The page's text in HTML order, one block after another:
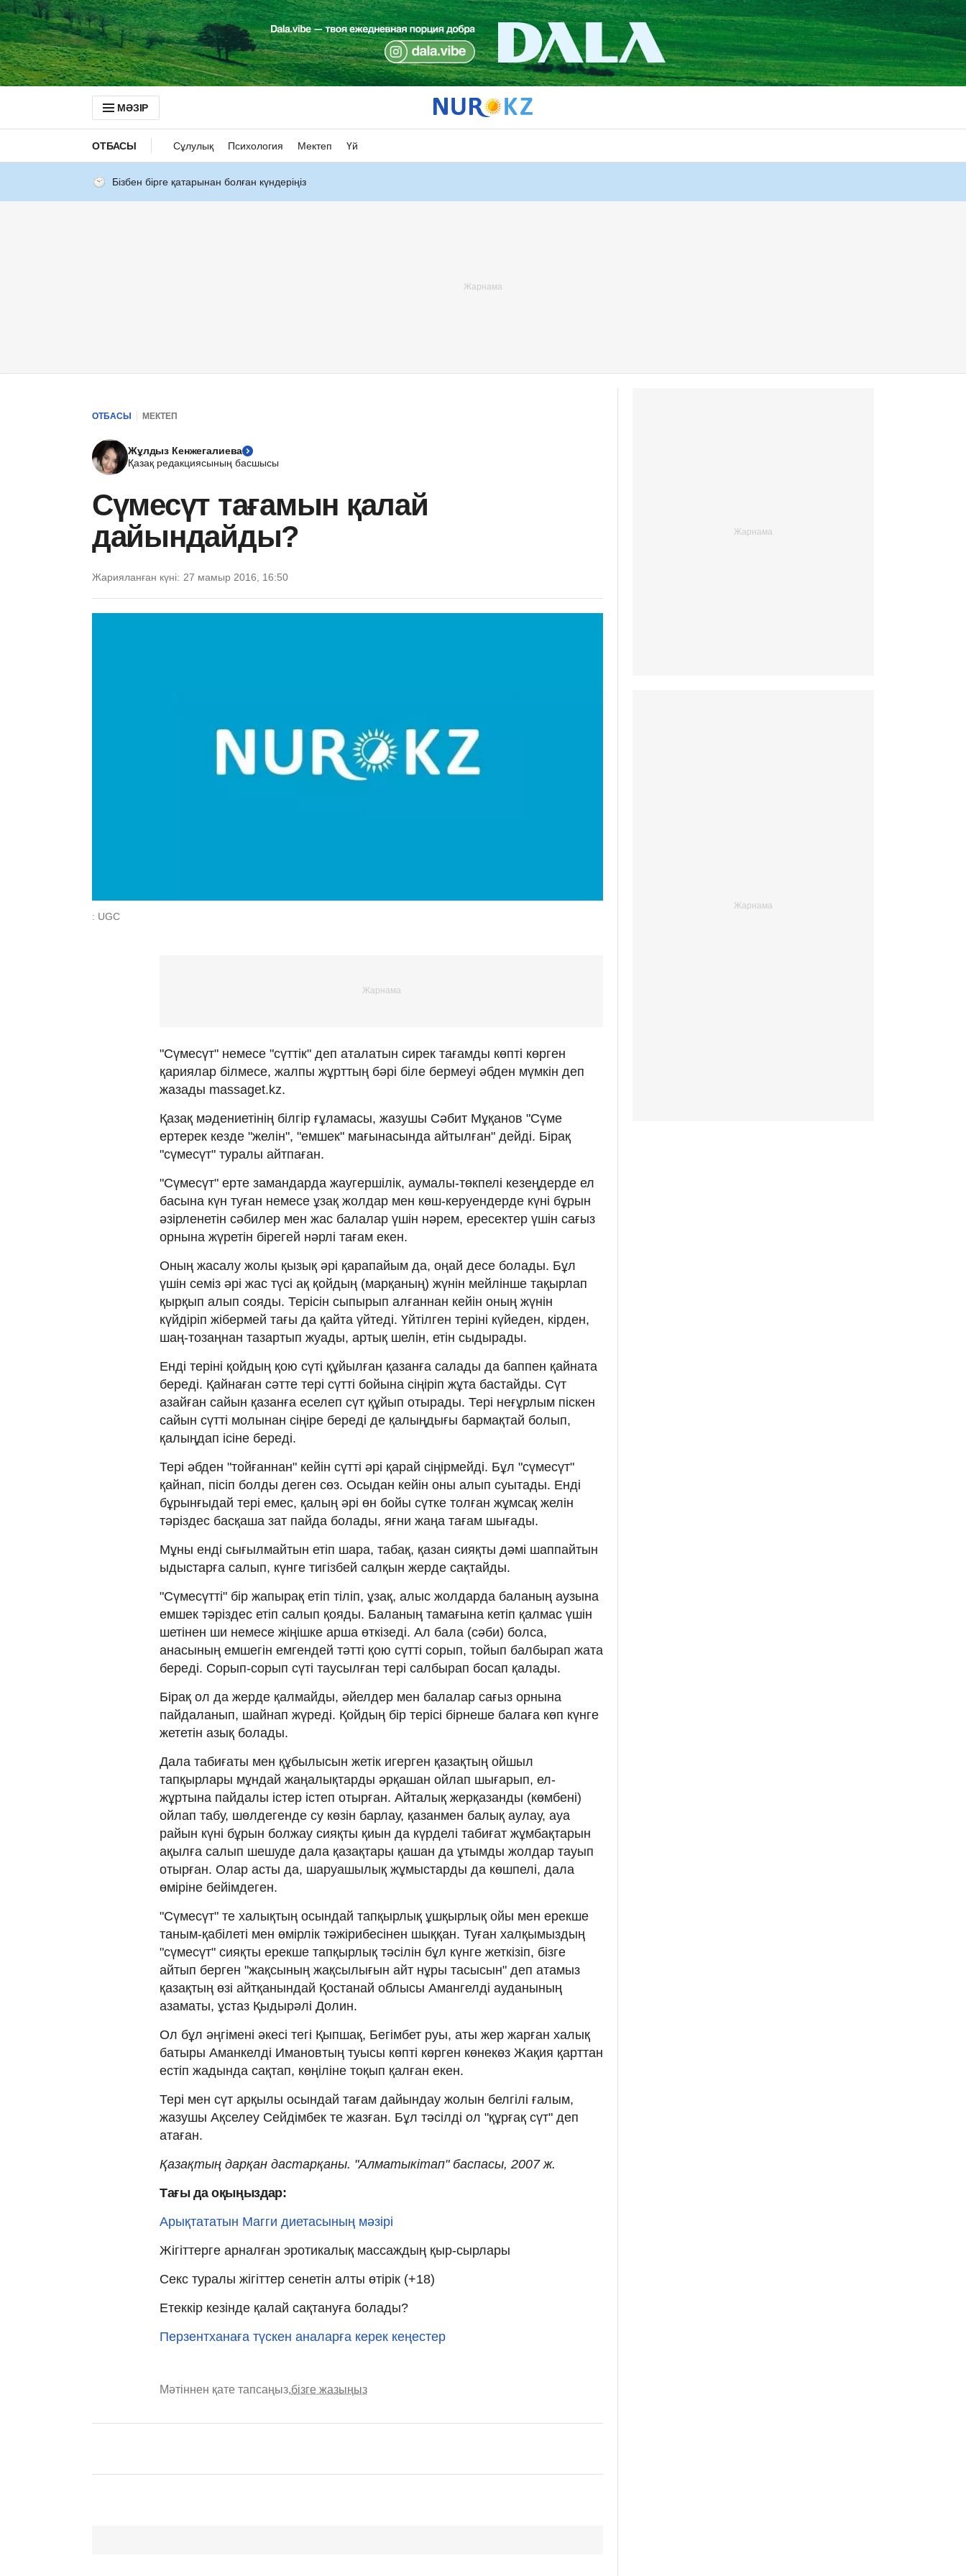
МӘЗІР
ОТБАСЫ Сұлулық Психология Мектеп Үй
Бізбен бірге қатарынан болған күндеріңіз
ОТБАСЫ МЕКТЕП
Жұлдыз Кенжегалиева
Қазақ редакциясының басшысы
Сүмесүт тағамын қалай
дайындайды?
Жарияланған күні: 27 мамыр 2016, 16:50
: UGC
"Сүмесүт" немесе "сүттік" деп аталатын сирек тағамды көпті көрген
қариялар білмесе, жалпы жұрттың бәрі біле бермеуі әбден мүмкін деп
жазады massaget.kz.
Қазақ мәдениетінің білгір ғұламасы, жазушы Сәбит Мұқанов "Сүме
ертерек кезде "желін", "емшек" мағынасында айтылған" дейді. Бірақ
"сүмесүт" туралы айтпаған.
"Сүмесүт" ерте замандарда жаугершілік, аумалы-төкпелі кезеңдерде ел
басына күн туған немесе ұзақ жолдар мен көш-керуендерде күні бұрын
әзірленетін сәбилер мен жас балалар үшін нәрем, ересектер үшін сағыз
орнына жүретін бірегей нәрлі тағам екен.
Оның жасалу жолы қызық әрі қарапайым да, оңай десе болады. Бұл
үшін семіз әрі жас түсі ақ қойдың (марқаның) жүнін мейлінше тақырлап
қырқып алып сояды. Терісін сыпырып алғаннан кейін оның жүнін
күйдіріп жібермей тағы да қайта үйтеді. Үйтілген теріні күйеден, кірден,
шаң-тозаңнан тазартып жуады, артық шелін, етін сыдырады.
Енді теріні қойдың қою сүті құйылған қазанға салады да баппен қайната
береді. Қайнаған сәтте тері сүтті бойына сіңіріп жұта бастайды. Сүт
азайған сайын қазанға еселеп сүт құйып отырады. Тері неғұрлым піскен
сайын сүтті молынан сіңіре береді де қалыңдығы бармақтай болып,
қалыңдап ісіне береді.
Тері әбден "тойғаннан" кейін сүтті әрі қарай сіңірмейді. Бұл "сүмесүт"
қайнап, пісіп болды деген сөз. Осыдан кейін оны алып суытады. Енді
бұрынғыдай тері емес, қалың әрі өн бойы сүтке толған жұмсақ желін
тәріздес басқаша зат пайда болады, яғни жаңа тағам шығады.
Мұны енді сығылмайтын етіп шара, табақ, қазан сияқты дәмі шаппайтын
ыдыстарға салып, күнге тигізбей салқын жерде сақтайды.
"Сүмесүтті" бір жапырақ етіп тіліп, ұзақ, алыс жолдарда баланың аузына
емшек тәріздес етіп салып қояды. Баланың тамағына кетіп қалмас үшін
шетінен ши немесе жіңішке арша өткізеді. Ал бала (сәби) болса,
анасының емшегін емгендей тәтті қою сүтті сорып, тойып балбырап жата
береді. Сорып-сорып сүті таусылған тері салбырап босап қалады.
Бірақ ол да жерде қалмайды, әйелдер мен балалар сағыз орнына
пайдаланып, шайнап жүреді. Қойдың бір терісі бірнеше балаға көп күнге
жететін азық болады.
Дала табиғаты мен құбылысын жетік игерген қазақтың ойшыл
тапқырлары мұндай жаңалықтарды әрқашан ойлап шығарып, ел-
жұртына пайдалы істер істеп отырған. Айталық жерқазанды (көмбені)
ойлап табу, шөлдегенде су көзін барлау, қазанмен балық аулау, ауа
райын күні бұрын болжау сияқты қиын да күрделі табиғат жұмбақтарын
ақылға салып шешуде дала қазақтары қашан да ұтымды жолдар тауып
отырған. Олар асты да, шаруашылық жұмыстарды да көшпелі, дала
өміріне бейімдеген.
"Сүмесүт" те халықтың осындай тапқырлық ұшқырлық ойы мен ерекше
таным-қабілеті мен өмірлік тәжірибесінен шыққан. Туған халқымыздың
"сүмесүт" сияқты ерекше тапқырлық тәсілін бұл күнге жеткізіп, бізге
айтып берген "жақсының жақсылығын айт нұры тасысын" деп атамыз
қазақтың өзі айтқанындай Қостанай облысы Амангелді ауданының
азаматы, ұстаз Қыдырәлі Долин.
Ол бұл әңгімені әкесі тегі Қыпшақ, Бегімбет руы, аты жер жарған халық
батыры Аманкелді Имановтың туысы көпті көрген көнекөз Жақия қарттан
естіп жадында сақтап, көңіліне тоқып қалған екен.
Тері мен сүт арқылы осындай тағам дайындау жолын белгілі ғалым,
жазушы Ақселеу Сейдімбек те жазған. Бұл тәсілді ол "құрғақ сүт" деп
атаған.
Қазақтың дарқан дастарқаны. "Алматыкітап" баспасы, 2007 ж.
Тағы да оқыңыздар:
Арықтататын Магги диетасының мәзірі
Жігіттерге арналған эротикалық массаждың қыр-сырлары
Секс туралы жігіттер сенетін алты өтірік (+18)
Етеккір кезінде қалай сақтануға болады?
Перзентханаға түскен аналарға керек кеңестер
Мәтіннен қате тапсаңыз,бізге жазыңыз